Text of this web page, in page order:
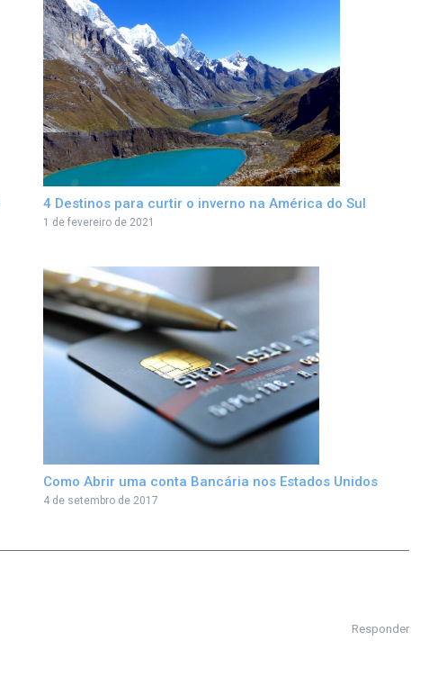
4 Destinos para curtir o inverno na América do Sul
1 de fevereiro de 2021
Como Abrir uma conta Bancária nos Estados Unidos
4 de setembro de 2017
Responder